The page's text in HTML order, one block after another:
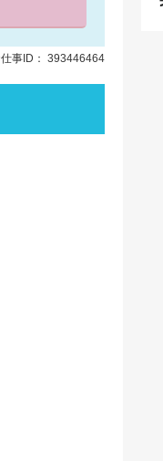
仕事ID： 393446464